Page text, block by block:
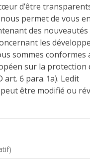
d’être
permet de vous
des nouveautés
les
sommes conformes
sur la protection
art. 6 para. 1a). Ledit
être modifié ou